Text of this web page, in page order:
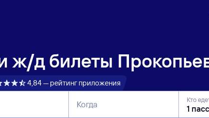
ж/д билеты
4,84 — рейтинг приложения
Когда Кто